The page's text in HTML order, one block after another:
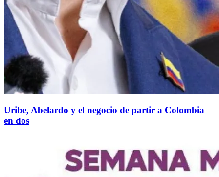
Uribe, Abelardo y el negocio de partir a Colombia
en dos